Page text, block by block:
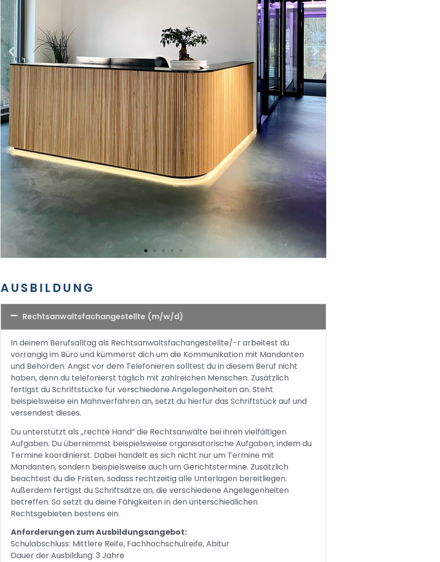
AUSBILDUNG
Rechtsanwaltsfachangestellte (m/w/d)
In deinem Berufsalltag als Rechtsanwaltsfachangestellte/-r arbeitest du
vorrangig im Büro und kümmerst dich um die Kommunikation mit Mandanten
und Behörden. Angst vor dem Telefonieren solltest du in diesem Beruf nicht
haben, denn du telefonierst täglich mit zahlreichen Menschen. Zusätzlich
fertigst du Schriftstücke für verschiedene Angelegenheiten an. Steht
beispielsweise ein Mahnverfahren an, setzt du hierfür das Schriftstück auf und
versendest dieses.
Du unterstützt als „rechte Hand“ die Rechtsanwälte bei ihren vielfältigen
Aufgaben. Du übernimmst beispielsweise organisatorische Aufgaben, indem du
Termine koordinierst. Dabei handelt es sich nicht nur um Termine mit
Mandanten, sondern beispielsweise auch um Gerichtstermine. Zusätzlich
beachtest du die Fristen, sodass rechtzeitig alle Unterlagen bereitliegen.
Außerdem fertigst du Schriftsätze an, die verschiedene Angelegenheiten
betreffen. So setzt du deine Fähigkeiten in den unterschiedlichen
Rechtsgebieten bestens ein.
Anforderungen zum Ausbildungsangebot:
Schulabschluss: Mittlere Reife, Fachhochschulreife, Abitur
Dauer der Ausbildung: 3 Jahre